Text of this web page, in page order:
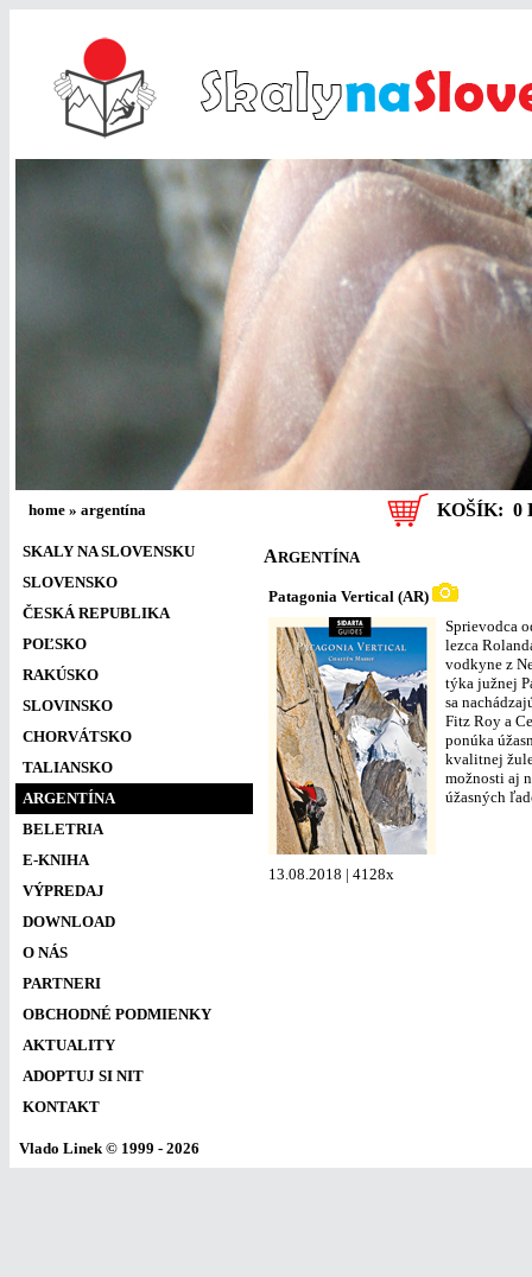
home » argentína KOŠÍK: 0
SKALY NA SLOVENSKU
SLOVENSKO
ČESKÁ REPUBLIKA
POĽSKO
RAKÚSKO
SLOVINSKO
CHORVÁTSKO
TALIANSKO
ARGENTÍNA
BELETRIA
E-KNIHA
VÝPREDAJ
DOWNLOAD
O NÁS
PARTNERI
OBCHODNÉ PODMIENKY
AKTUALITY
ADOPTUJ SI NIT
KONTAKT
ARGENTÍNA
Patagonia Vertical (AR)
Sprievodca
lezca
vodkyne z
týka južnej
sa
Fitz Roy a
ponúka
kvalitnej
možnosti aj
úžasných
13.08.2018 | 4128x
Vlado Linek© 1999 - 2026